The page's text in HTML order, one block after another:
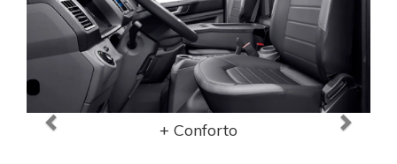
+ Conforto